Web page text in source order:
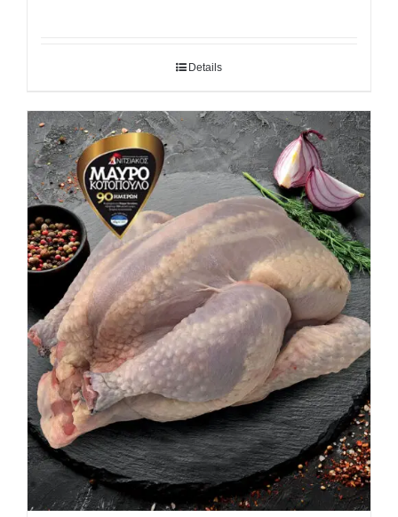
Details